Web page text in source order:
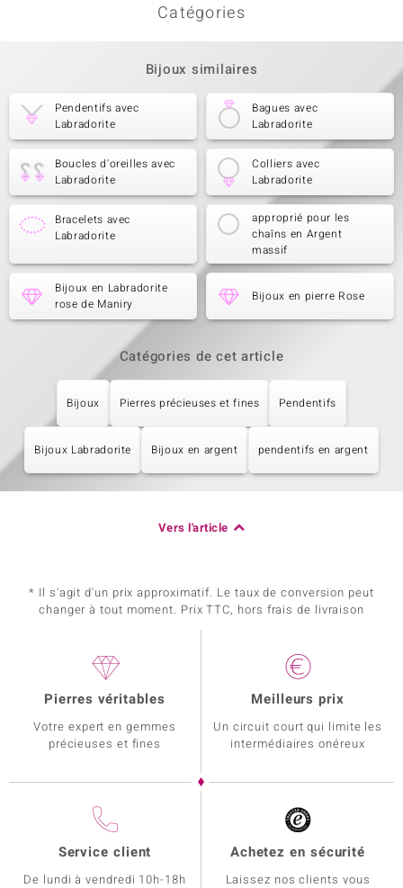
Catégories
Bijoux similaires
Pendentifs avec
Labradorite
Bagues avec
Labradorite
Boucles d'oreilles avec
Labradorite
Colliers avec
Labradorite
Bracelets avec
Labradorite
approprié pour les
chaîns en Argent
massif
Bijoux en Labradorite
rose de Maniry
Bijoux en pierre Rose
Catégories de cet article
Bijoux Pierres précieuses et fines Pendentifs
Bijoux Labradorite Bijoux en argent pendentifs en argent
Vers l'article
* Il s'agit d'un prix approximatif. Le taux de conversion peut
changer à tout moment. Prix TTC, hors frais de livraison
Pierres véritables
Votre expert en gemmes
précieuses et fines
Meilleurs prix
Un circuit court qui limite les
intermédiaires onéreux
Service client
De lundi à vendredi 10h-18h
Achetez en sécurité
Laissez nos clients vous